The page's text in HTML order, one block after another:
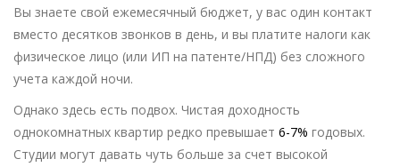
Вы знаете свой ежемесячный бюджет, у вас один контакт
вместо десятков звонков в день, и вы платите налоги как
физическое лицо (или ИП на патенте/НПД) без сложного
учета каждой ночи.
Однако здесь есть подвох. Чистая доходность
однокомнатных квартир редко превышает 6-7% годовых.
Студии могут давать чуть больше за счет высокой